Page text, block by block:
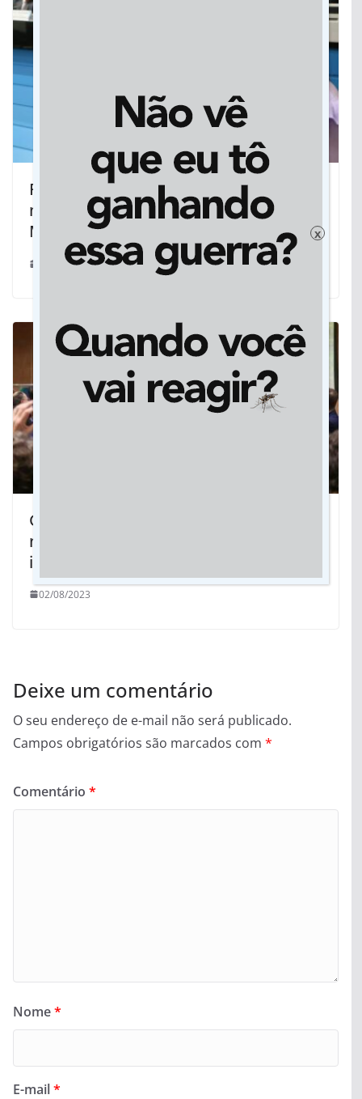
Rodovia-386 em Iguatemi precisa de
manutenção urgente, diz deputada
Mara
24/03/2023
Governador destaca MS como vitrine
nacional e R$ 5,5 bi de novos
investimentos para o Estado
02/08/2023
Deixe um comentário
O seu endereço de e-mail não será publicado.
Campos obrigatórios são marcados com *
Comentário *
Nome*
E-mail*
x